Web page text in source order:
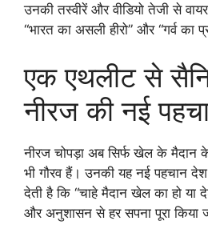
उनकी तस्वीरें और वीडियो तेजी से
“भारत का असली हीरो” और “गर्व का
एक एथलीट से
नीरज की नई
नीरज चोपड़ा अब सिर्फ खेल के मैदान
भी गौरव हैं। उनकी यह नई पहचान
देती है कि “चाहे मैदान खेल का हो
और अनुशासन से हर सपना पूरा किया